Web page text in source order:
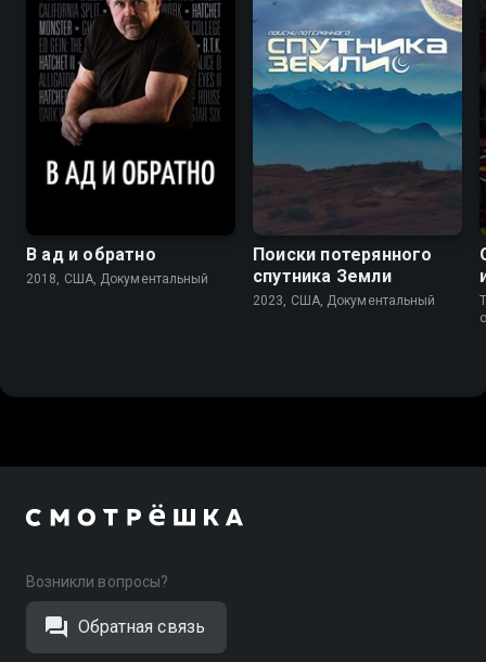
В ад и обратно
2018, США, Документальный
Поиски потерянного
спутника Земли
2023, США, Документальный
Возникли вопросы?
Обратная связь